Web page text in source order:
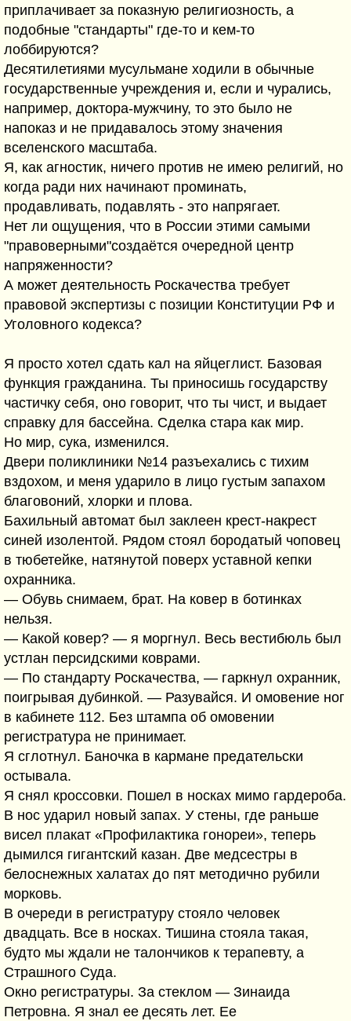
приплачивает за показную религиозность, а
подобные "стандарты" где-то и кем-то
лоббируются?
Десятилетиями мусульмане ходили в обычные
государственные учреждения и, если и чурались,
например, доктора-мужчину, то это было не
напоказ и не придавалось этому значения
вселенского масштаба.
Я, как агностик, ничего против не имею религий, но
когда ради них начинают проминать,
продавливать, подавлять - это напрягает.
Нет ли ощущения, что в России этими самыми
"правоверными"создаётся очередной центр
напряженности?
А может деятельность Роскачества требует
правовой экспертизы с позиции Конституции РФ и
Уголовного кодекса?
Я просто хотел сдать кал на яйцеглист. Базовая
функция гражданина. Ты приносишь государству
частичку себя, оно говорит, что ты чист, и выдает
справку для бассейна. Сделка стара как мир.
Но мир, сука, изменился.
Двери поликлиники №14 разъехались с тихим
вздохом, и меня ударило в лицо густым запахом
благовоний, хлорки и плова.
Бахильный автомат был заклеен крест-накрест
синей изолентой. Рядом стоял бородатый чоповец
в тюбетейке, натянутой поверх уставной кепки
охранника.
— Обувь снимаем, брат. На ковер в ботинках
нельзя.
— Какой ковер? — я моргнул. Весь вестибюль был
устлан персидскими коврами.
— По стандарту Роскачества, — гаркнул охранник,
поигрывая дубинкой. — Разувайся. И омовение ног
в кабинете 112. Без штампа об омовении
регистратура не принимает.
Я сглотнул. Баночка в кармане предательски
остывала.
Я снял кроссовки. Пошел в носках мимо гардероба.
В нос ударил новый запах. У стены, где раньше
висел плакат «Профилактика гонореи», теперь
дымился гигантский казан. Две медсестры в
белоснежных халатах до пят методично рубили
морковь.
В очереди в регистратуру стояло человек
двадцать. Все в носках. Тишина стояла такая,
будто мы ждали не талончиков к терапевту, а
Страшного Суда.
Окно регистратуры. За стеклом — Зинаида
Петровна. Я знал ее десять лет. Ее